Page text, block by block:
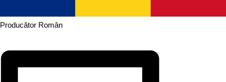
Producător Român